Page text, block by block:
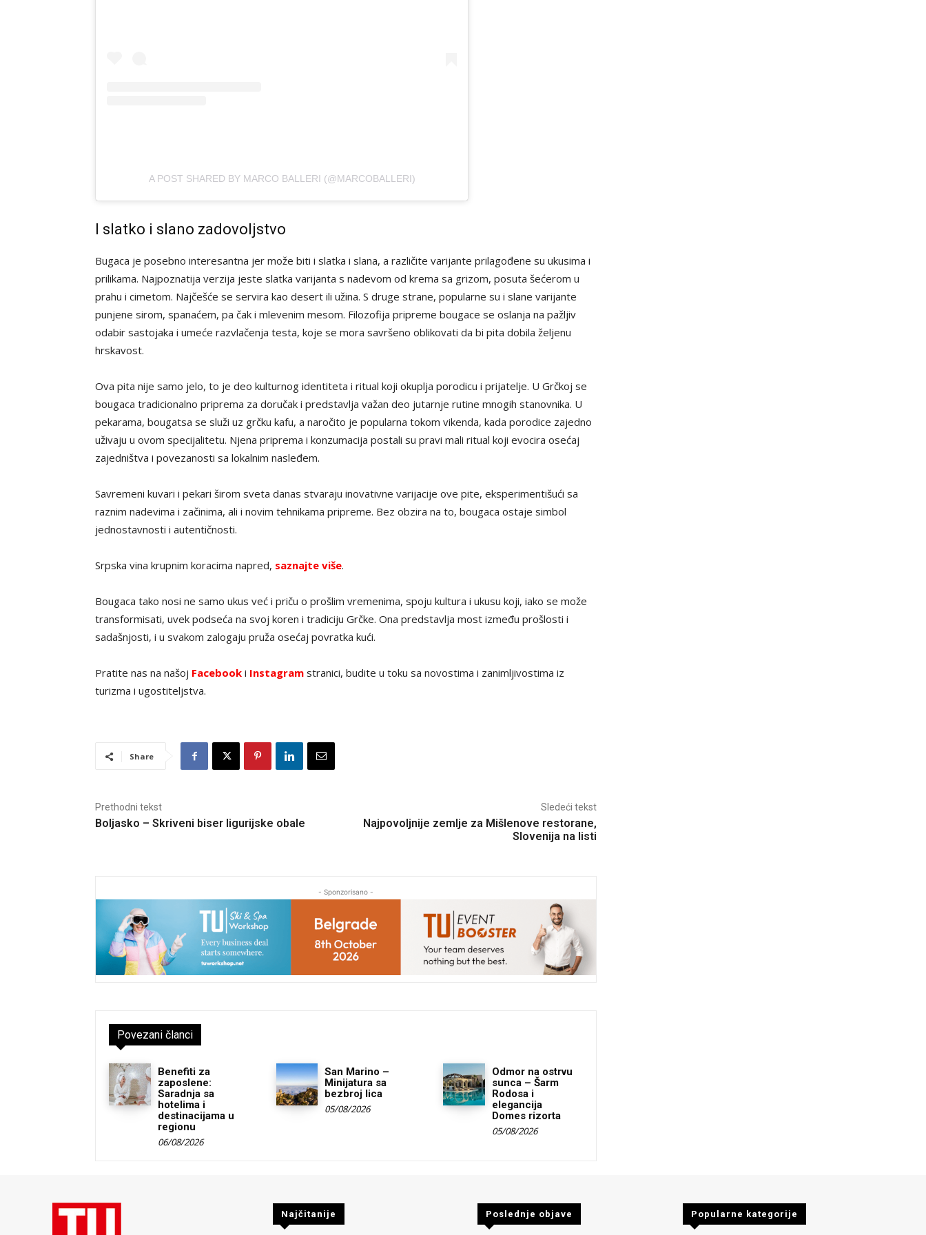
A POST SHARED BY MARCO BALLERI (@MARCOBALLERI)
I slatko i slano zadovoljstvo
Bugaca je posebno interesantna jer može biti i slatka i slana, a različite varijante prilagođene su ukusima i
prilikama. Najpoznatija verzija jeste slatka varijanta s nadevom od krema sa grizom, posuta šećerom u
prahu i cimetom. Najčešće se servira kao desert ili užina. S druge strane, popularne su i slane varijante
punjene sirom, spanaćem, pa čak i mlevenim mesom. Filozofija pripreme bougace se oslanja na pažljiv
odabir sastojaka i umeće razvlačenja testa, koje se mora savršeno oblikovati da bi pita dobila željenu
hrskavost.
Ova pita nije samo jelo, to je deo kulturnog identiteta i ritual koji okuplja porodicu i prijatelje. U Grčkoj se
bougaca tradicionalno priprema za doručak i predstavlja važan deo jutarnje rutine mnogih stanovnika. U
pekarama, bougatsa se služi uz grčku kafu, a naročito je popularna tokom vikenda, kada porodice zajedno
uživaju u ovom specijalitetu. Njena priprema i konzumacija postali su pravi mali ritual koji evocira osećaj
zajedništva i povezanosti sa lokalnim nasleđem.
Savremeni kuvari i pekari širom sveta danas stvaraju inovativne varijacije ove pite, eksperimentišući sa
raznim nadevima i začinima, ali i novim tehnikama pripreme. Bez obzira na to, bougaca ostaje simbol
jednostavnosti i autentičnosti.
Srpska vina krupnim koracima napred, saznajte više.
Bougaca tako nosi ne samo ukus već i priču o prošlim vremenima, spoju kultura i ukusu koji, iako se može
transformisati, uvek podseća na svoj koren i tradiciju Grčke. Ona predstavlja most između prošlosti i
sadašnjosti, i u svakom zalogaju pruža osećaj povratka kući.
Pratite nas na našoj Facebook i Instagram stranici, budite u toku sa novostima i zanimljivostima iz
turizma i ugostiteljstva.
Share
Prethodni tekst
Boljasko – Skriveni biser ligurijske obale
Sledeći tekst
Najpovoljnije zemlje za Mišlenove restorane,
Slovenija na listi
- Sponzorisano -
Povezani članci
Benefiti za
zaposlene:
Saradnja sa
hotelima i
destinacijama u
regionu
06/08/2026
San Marino –
Minijatura sa
bezbroj lica
05/08/2026
Odmor na ostrvu
sunca – Šarm
Rodosa i
elegancija
Domes rizorta
05/08/2026
Najčitanije Poslednje objave Popularne kategorije